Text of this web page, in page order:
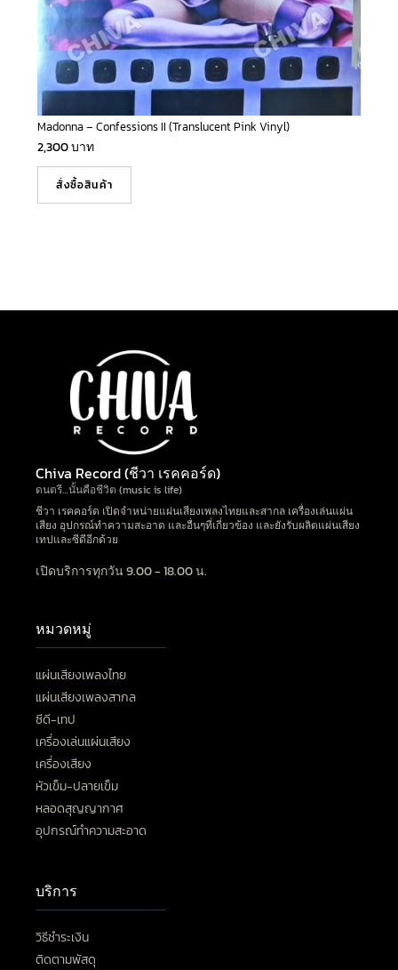
Madonna – Confessions II (Translucent Pink Vinyl)
2,300บาท
สั่งซื้อสินค้า
Chiva Record (ชีวา เรคคอร์ด)
ดนตรี…นั้นคือชีวิต (music is life)
ชีวา เรคคอร์ด เปิดจำหน่ายแผ่นเสียงเพลงไทยและสากล เครื่องเล่นแผ่น
เสียง อุปกรณ์ทำความสะอาด และอื่นๆที่เกี่ยวข้อง และยังรับผลิตแผ่นเสียง
เทปและซีดีอีกด้วย
เปิดบริการทุกวัน 9.00 - 18.00 น.
หมวดหมู่
แผ่นเสียงเพลงไทย
แผ่นเสียงเพลงสากล
ซีดี-เทป
เครื่องเล่นแผ่นเสียง
เครื่องเสียง
หัวเข็ม-ปลายเข็ม
หลอดสุญญากาศ
อุปกรณ์ทำความสะอาด
บริการ
วิธีชำระเงิน
ติดตามพัสดุ